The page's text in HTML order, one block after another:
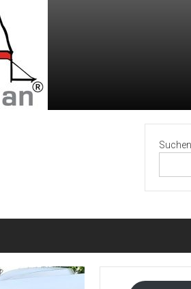
Suchen